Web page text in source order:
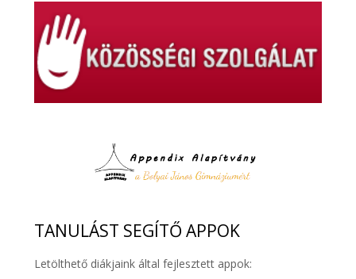
TANULÁST SEGÍTŐ APPOK
Letölthető diákjaink által fejlesztett appok: